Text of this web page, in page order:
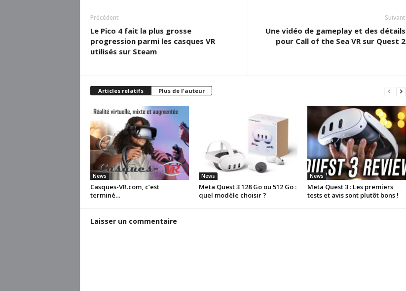
Précédent
Le Pico 4 fait la plus grosse
progression parmi les casques VR
utilisés sur Steam
Suivant
Une vidéo de gameplay et des détails
pour Call of the Sea VR sur Quest 2
Articles relatifs Plus de l'auteur
News
Casques-VR.com, c’est
terminé…
News
Meta Quest 3 128 Go ou 512 Go :
quel modèle choisir ?
News
Meta Quest 3 : Les premiers
tests et avis sont plutôt bons !
Laisser un commentaire